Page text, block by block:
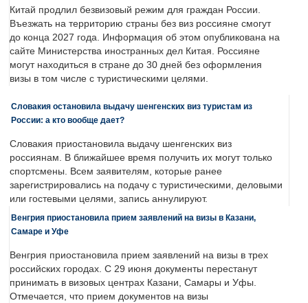
Китай продлил безвизовый режим для граждан России.
Въезжать на территорию страны без виз россияне смогут
до конца 2027 года. Информация об этом опубликована на
сайте Министерства иностранных дел Китая. Россияне
могут находиться в стране до 30 дней без оформления
визы в том числе с туристическими целями.
Словакия остановила выдачу шенгенских виз туристам из
России: а кто вообще дает?
Словакия приостановила выдачу шенгенских виз
россиянам. В ближайшее время получить их могут только
спортсмены. Всем заявителям, которые ранее
зарегистрировались на подачу с туристическими, деловыми
или гостевыми целями, запись аннулируют.
Венгрия приостановила прием заявлений на визы в Казани,
Самаре и Уфе
Венгрия приостановила прием заявлений на визы в трех
российских городах. С 29 июня документы перестанут
принимать в визовых центрах Казани, Самары и Уфы.
Отмечается, что прием документов на визы